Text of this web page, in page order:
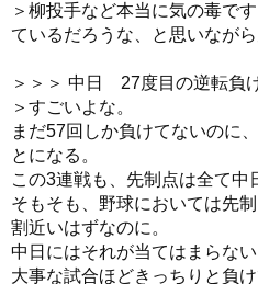
＞柳投手など本当に気の毒で
ているだろうな、と思いなが
＞＞＞ 中日 27度目の逆転負
＞すごいよな。
まだ57回しか負けてないのに
とになる。
この3連戦も、先制点は全て中
そもそも、野球においては先
割近いはずなのに。
中日にはそれが当てはまらない
大事な試合ほどきっちりと負